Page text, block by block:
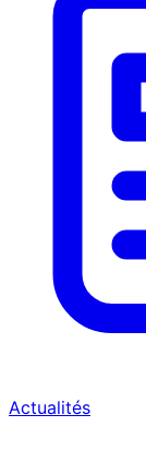
Actualités